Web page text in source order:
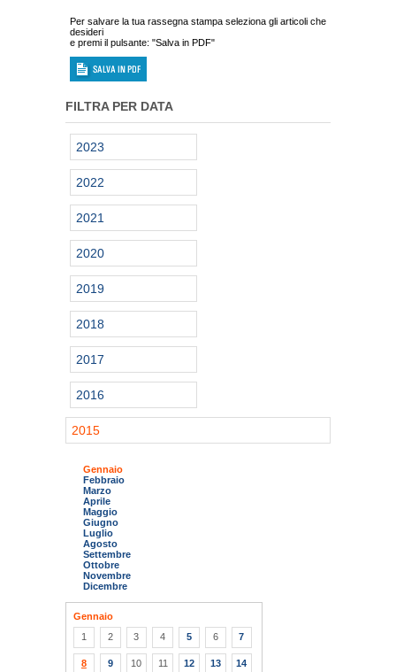
Per salvare la tua rassegna stampa seleziona gli articoli che
desideri
e premi il pulsante: "Salva in PDF"
FILTRA PER DATA
2023
2022
2021
2020
2019
2018
2017
2016
2015
Gennaio
Febbraio
Marzo
Aprile
Maggio
Giugno
Luglio
Agosto
Settembre
Ottobre
Novembre
Dicembre
Gennaio
1
2 3 4 5 6 7
8 9 10 11 12 13 14